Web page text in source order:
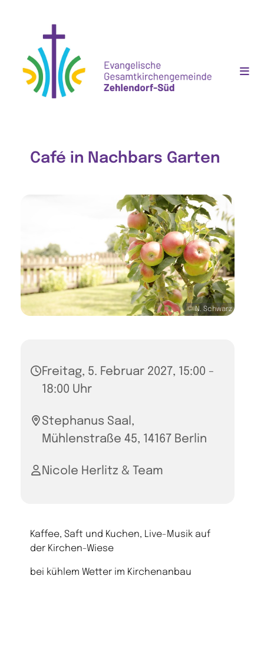
Café in Nachbars Garten
© N. Schwarz
Freitag, 5. Februar 2027, 15:00 -
18:00 Uhr
Stephanus Saal,
Mühlenstraße 45, 14167 Berlin
Nicole Herlitz & Team
Kaffee, Saft und Kuchen, Live-Musik auf
der Kirchen-Wiese
bei kühlem Wetter im Kirchenanbau